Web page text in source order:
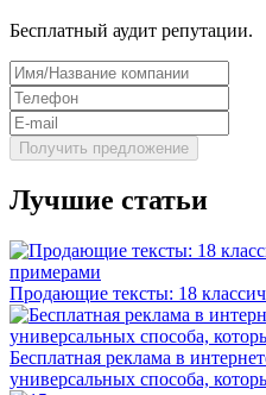
Бесплатный аудит репутации.
Лучшие статьи
Продающие тексты: 18
Бесплатная реклама в
универсальных способа,